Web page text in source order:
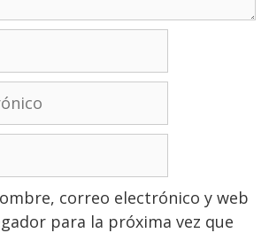
correo electrónico y web
para la próxima vez que